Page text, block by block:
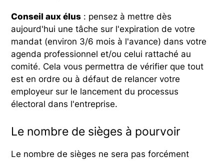
Conseil aux élus : pensez à mettre dès
aujourd'hui une tâche sur l'expiration de votre
mandat (environ 3/6 mois à l'avance) dans votre
agenda professionnel et/ou celui rattaché au
comité. Cela vous permettra de vérifier que tout
est en ordre ou à défaut de relancer votre
employeur sur le lancement du processus
électoral dans l'entreprise.
Le nombre de sièges à pourvoir
Le nombre de sièges ne sera pas forcément